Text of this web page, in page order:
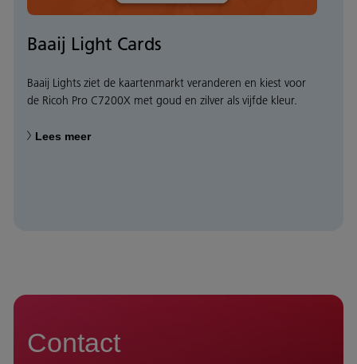
Baaij Light Cards
Baaij Lights ziet de kaartenmarkt veranderen en kiest voor
de Ricoh Pro C7200X met goud en zilver als vijfde kleur.
Lees meer
Contact